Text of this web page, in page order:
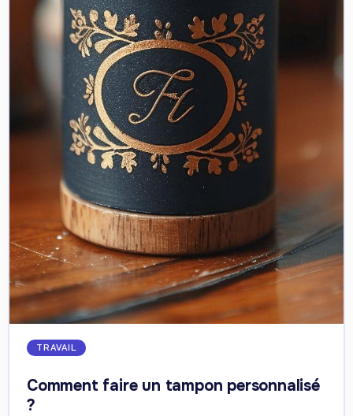
TRAVAIL
Comment faire un tampon personnalisé
?